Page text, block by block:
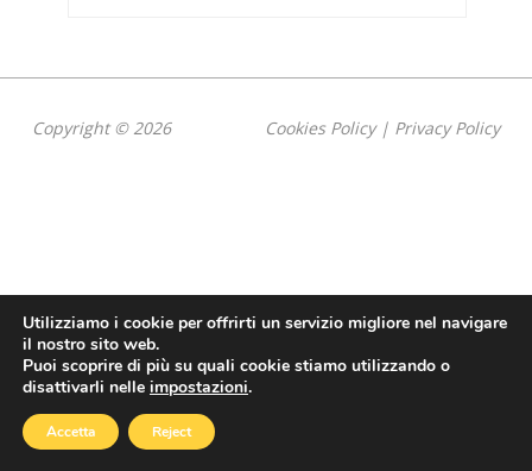
Copyright © 2026 Cookies Policy| Privacy Policy
Utilizziamo i cookie per offrirti un servizio migliore nel navigare
il nostro sito web.
Puoi scoprire di più su quali cookie stiamo utilizzando o
disattivarli nelle impostazioni.
Accetta Reject